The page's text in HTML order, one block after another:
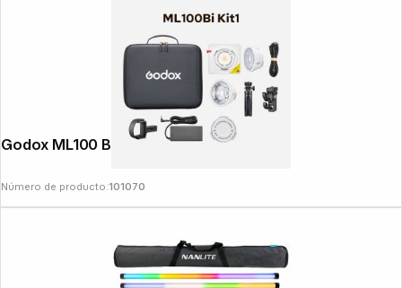
Godox ML100 Bi-color Kit 1
Número de producto:101070